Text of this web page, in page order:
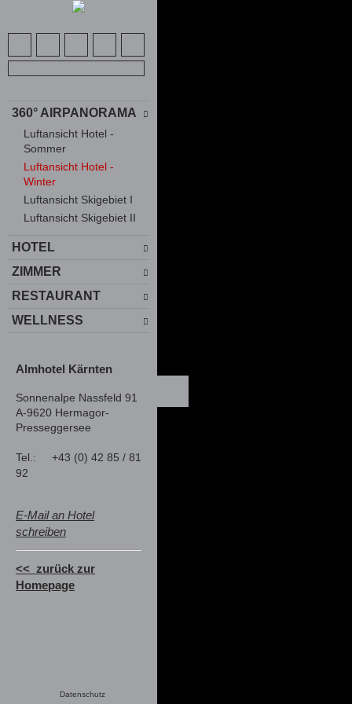
360° AIRPANORAMA
Luftansicht Hotel -
Sommer
Luftansicht Hotel -
Winter
Luftansicht Skigebiet I
Luftansicht Skigebiet II
HOTEL
ZIMMER
RESTAURANT
WELLNESS
Almhotel Kärnten
Sonnenalpe Nassfeld 91
A-9620 Hermagor-
Presseggersee
Tel.:
+43 (0) 42 85 / 81
92
E-Mail an Hotel
schreiben
<< zurück zur
Homepage
Datenschutz